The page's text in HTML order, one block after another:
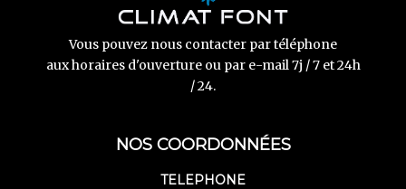
Vous pouvez nous contacter par téléphone
aux horaires d'ouverture ou par e-mail 7j / 7 et 24h
/ 24.
NOS COORDONNÉES
TELEPHONE